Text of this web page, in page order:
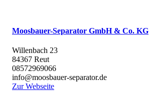
Moosbauer-Separator GmbH & Co. KG
Willenbach 23
84367 Reut
08572969066
info@moosbauer-separator.de
Zur Webseite